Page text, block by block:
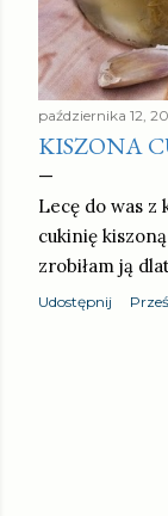
października 12,
KISZONA
Lecę do was
cukinię
zrobiłam ją
Udostępnij